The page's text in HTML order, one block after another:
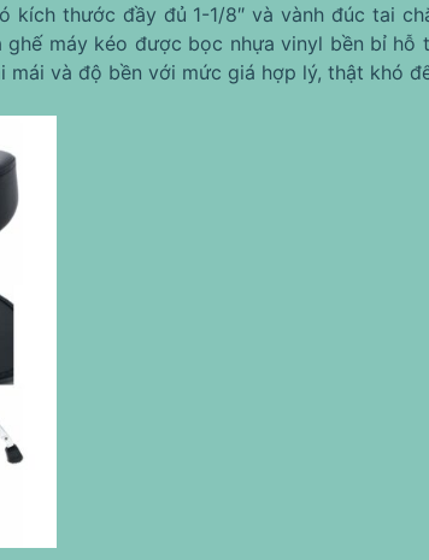
kích thước đầy đủ 1-1/8″ và vành đúc tai
máy kéo được bọc nhựa vinyl bền bỉ
và độ bền với mức giá hợp lý, thật khó